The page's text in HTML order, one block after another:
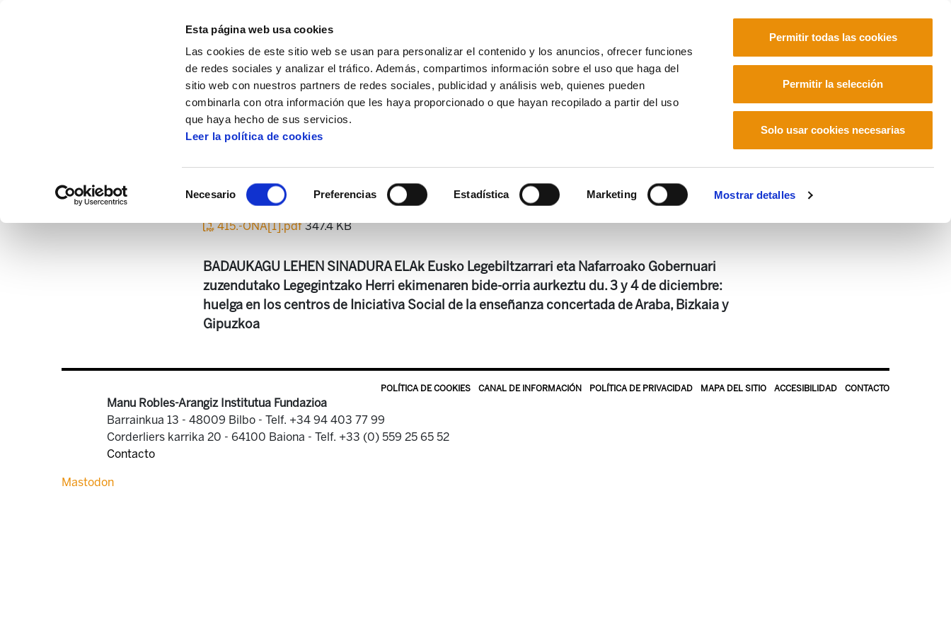
Esta página web usa cookies
Las cookies de este sitio web se usan para personalizar el contenido y los anuncios, ofrecer funciones
de redes sociales y analizar el tráfico. Además, compartimos información sobre el uso que haga del
sitio web con nuestros partners de redes sociales, publicidad y análisis web, quienes pueden
combinarla con otra información que les haya proporcionado o que hayan recopilado a partir del uso
que haya hecho de sus servicios.
Leer la política de cookies
Necesario Preferencias Estadística Marketing Mostrar detalles
Permitir todas las cookies
Permitir la selección
Solo usar cookies necesarias
Centro de documentación Astekaria
415.-ONA[1].pdf347.4 KB
BADAUKAGU LEHEN SINADURA ELAk Eusko Legebiltzarrari eta Nafarroako Gobernuari
zuzendutako Legegintzako Herri ekimenaren bide-orria aurkeztu du. 3 y 4 de diciembre:
huelga en los centros de Iniciativa Social de la enseñanza concertada de Araba, Bizkaia y
Gipuzkoa
POLÍTICA DE COOKIES CANAL DE INFORMACIÓN POLÍTICA DE PRIVACIDAD MAPA DEL SITIO ACCESIBILIDAD CONTACTO
Manu Robles-Arangiz Institutua Fundazioa
Barrainkua 13 - 48009 Bilbo - Telf. +34 94 403 77 99
Corderliers karrika 20 - 64100 Baiona - Telf. +33 (0) 559 25 65 52
Contacto
Mastodon